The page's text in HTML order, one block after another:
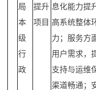
局
本
级
行
政
提升
项目
息化能力提
高系统整体
力；服务方
用户需求，
支持与运维
渠道畅通；